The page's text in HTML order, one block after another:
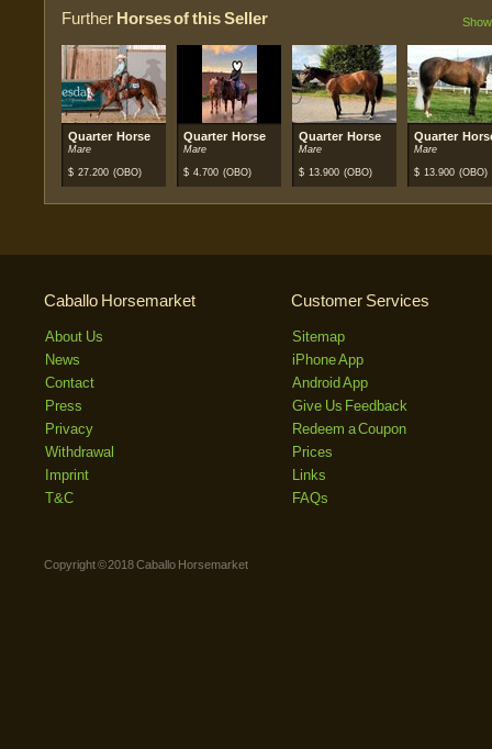
Further Horses of this Seller
Quarter Horse
Mare
$ 27.200 (OBO)
Quarter Horse
Mare
$ 4.700 (OBO)
Quarter Horse
Mare
$ 13.900 (OBO)
Quarter
Mare
$ 13.900 (OBO)
Caballo Horsemarket
About Us
News
Contact
Press
Privacy
Withdrawal
Imprint
T&C
Customer Services
Sitemap
iPhone App
Android App
Give Us Feedback
Redeem a Coupon
Prices
Links
FAQs
Copyright © 2018 Caballo Horsemarket